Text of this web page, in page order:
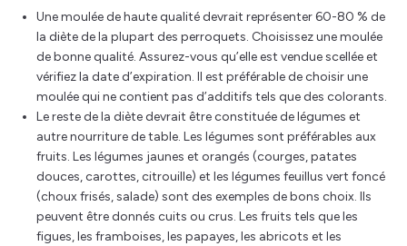
Une moulée de haute qualité devrait représenter 60-80 % de
la diète de la plupart des perroquets. Choisissez une moulée
de bonne qualité. Assurez-vous qu’elle est vendue scellée et
vérifiez la date d’expiration. Il est préférable de choisir une
moulée qui ne contient pas d’additifs tels que des colorants.
Le reste de la diète devrait être constituée de légumes et
autre nourriture de table. Les légumes sont préférables aux
fruits. Les légumes jaunes et orangés (courges, patates
douces, carottes, citrouille) et les légumes feuillus vert foncé
(choux frisés, salade) sont des exemples de bons choix. Ils
peuvent être donnés cuits ou crus. Les fruits tels que les
figues, les framboises, les papayes, les abricots et les